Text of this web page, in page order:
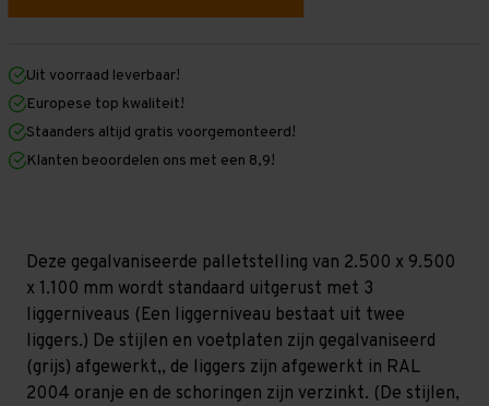
mm
mm
x
1.100
mm
Galva
Middel
-
T80
mm
mm
1.100
mm
(HxLXD)
Galva
Middel
-
T80
Uit voorraad leverbaar!
Europese top kwaliteit!
Staanders altijd gratis voorgemonteerd!
Klanten beoordelen ons met een 8,9!
Deze gegalvaniseerde palletstelling van 2.500 x 9.500
x 1.100 mm wordt standaard uitgerust met 3
liggerniveaus (Een liggerniveau bestaat uit twee
liggers.) De stijlen en voetplaten zijn gegalvaniseerd
(grijs) afgewerkt,, de liggers zijn afgewerkt in RAL
2004 oranje en de schoringen zijn verzinkt. (De stijlen,